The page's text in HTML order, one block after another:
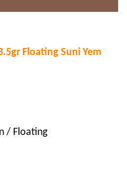
Floating Suni Yem
/ Floating